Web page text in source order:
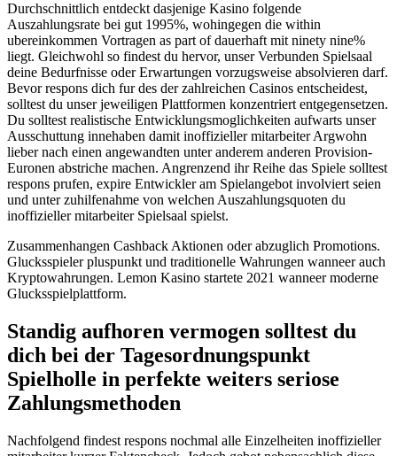
Durchschnittlich entdeckt dasjenige Kasino folgende
Auszahlungsrate bei gut 1995%, wohingegen die within
ubereinkommen Vortragen as part of dauerhaft mit ninety nine%
liegt. Gleichwohl so findest du hervor, unser Verbunden Spielsaal
deine Bedurfnisse oder Erwartungen vorzugsweise absolvieren darf.
Bevor respons dich fur des der zahlreichen Casinos entscheidest,
solltest du unser jeweiligen Plattformen konzentriert entgegensetzen.
Du solltest realistische Entwicklungsmoglichkeiten aufwarts unser
Ausschuttung innehaben damit inoffizieller mitarbeiter Argwohn
lieber nach einen angewandten unter anderem anderen Provision-
Euronen abstriche machen. Angrenzend ihr Reihe das Spiele solltest
respons prufen, expire Entwickler am Spielangebot involviert seien
und unter zuhilfenahme von welchen Auszahlungsquoten du
inoffizieller mitarbeiter Spielsaal spielst.
Zusammenhangen Cashback Aktionen oder abzuglich Promotions.
Glucksspieler pluspunkt und traditionelle Wahrungen wanneer auch
Kryptowahrungen. Lemon Kasino startete 2021 wanneer moderne
Glucksspielplattform.
Standig aufhoren vermogen solltest du
dich bei der Tagesordnungspunkt
Spielholle in perfekte weiters seriose
Zahlungsmethoden
Nachfolgend findest respons nochmal alle Einzelheiten inoffizieller